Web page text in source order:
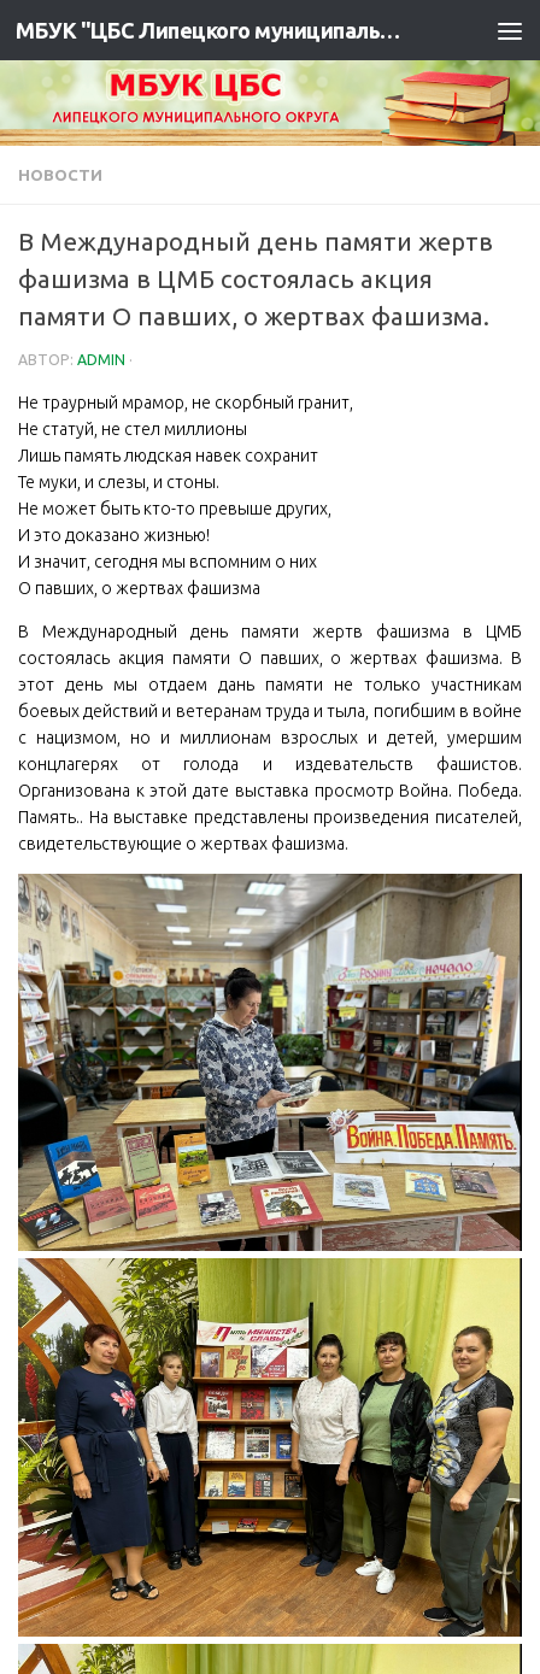
МБУК "ЦБС Липецкого муниципального района"
НОВОСТИ
В Международный день памяти жертв
фашизма в ЦМБ состоялась акция
памяти О павших, о жертвах фашизма.
АВТОР: ADMIN ·
Не траурный мрамор, не скорбный гранит,
Не статуй, не стел миллионы
Лишь память людская навек сохранит
Те муки, и слезы, и стоны.
Не может быть кто-то превыше других,
И это доказано жизнью!
И значит, сегодня мы вспомним о них
О павших, о жертвах фашизма
В Международный день памяти жертв фашизма в ЦМБ
состоялась акция памяти О павших, о жертвах фашизма. В
этот день мы отдаем дань памяти не только участникам
боевых действий и ветеранам труда и тыла, погибшим в войне
с нацизмом, но и миллионам взрослых и детей, умершим
концлагерях от голода и издевательств фашистов.
Организована к этой дате выставка просмотр Война. Победа.
Память.. На выставке представлены произведения писателей,
свидетельствующие о жертвах фашизма.